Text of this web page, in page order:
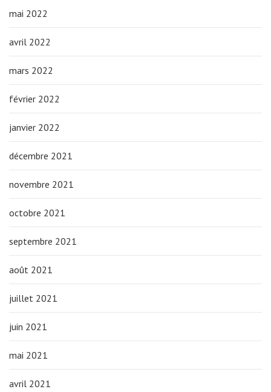
mai 2022
avril 2022
mars 2022
février 2022
janvier 2022
décembre 2021
novembre 2021
octobre 2021
septembre 2021
août 2021
juillet 2021
juin 2021
mai 2021
avril 2021